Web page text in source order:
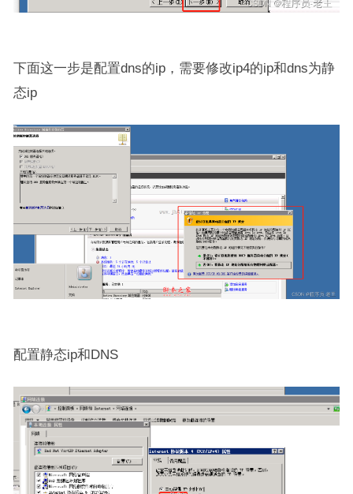
下面这一步是配置dns的ip，需要修改ip4的ip和dns为静
态ip
配置静态ip和DNS